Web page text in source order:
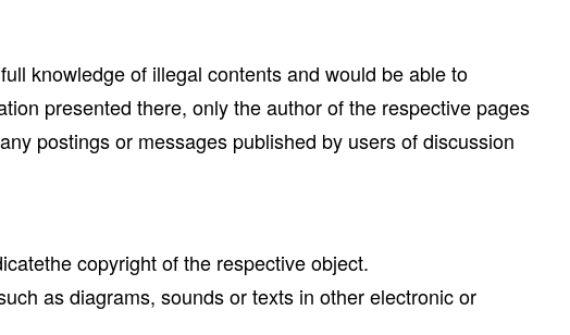
knowledge of illegal contents and would be able to
presented there, only the author of the respective pages
postings or messages published by users of discussion
copyright of the respective object.
as diagrams, sounds or texts in other electronic or